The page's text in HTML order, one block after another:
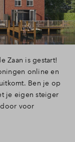
Zaan is gestart!
online en
Ben je op
je eigen steiger
door voor